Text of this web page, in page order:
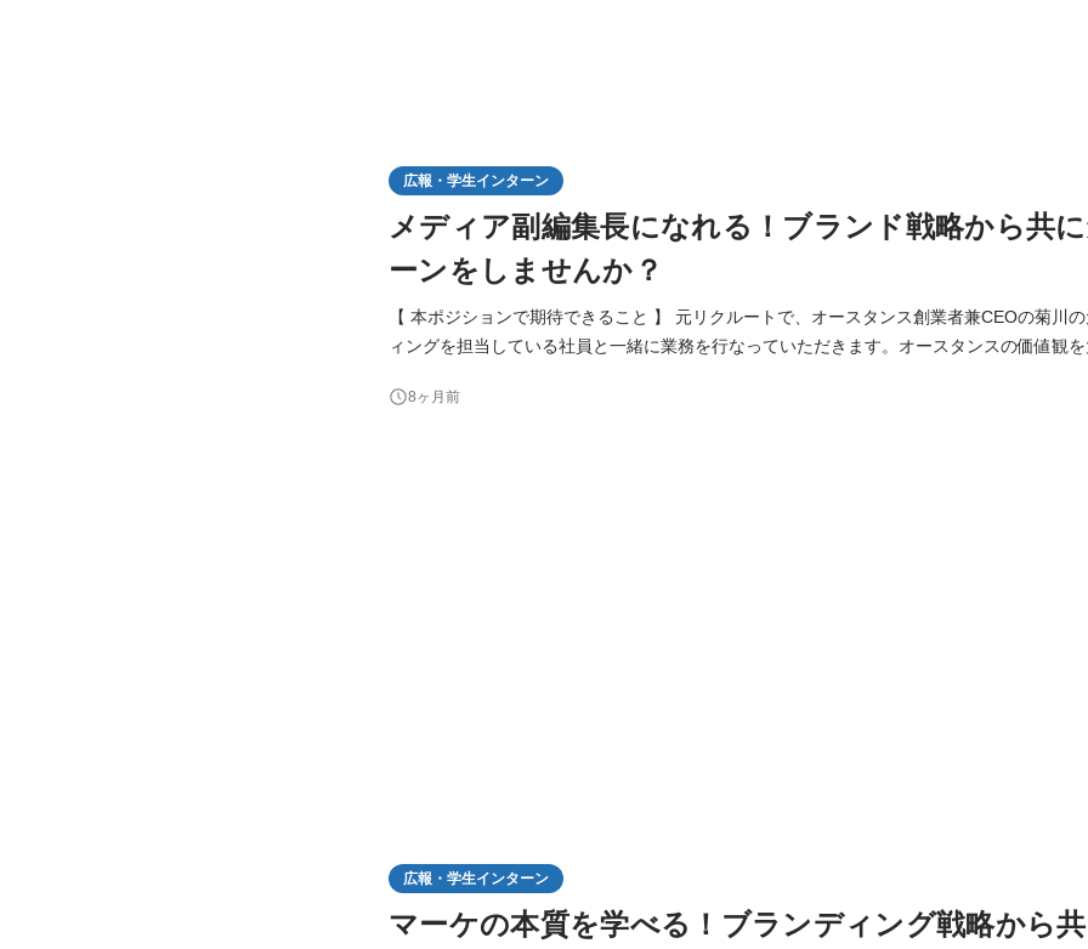
広報・学生インターン
メディア副編集長になれる！ブランド戦略から共
ーンをしませんか？
【 本ポジションで期待できること 】 元リクルートで、オースタンス創業者兼CEOの菊川
ィングを担当している社員と一緒に業務を行なっていただきます。オースタンスの価値観
ただきます。 オースタンスは、現時点での実力に関係なく、裁量がある仕事が任せられる
8ヶ月前
広報・学生インターン
マーケの本質を学べる！ブランディング戦略から